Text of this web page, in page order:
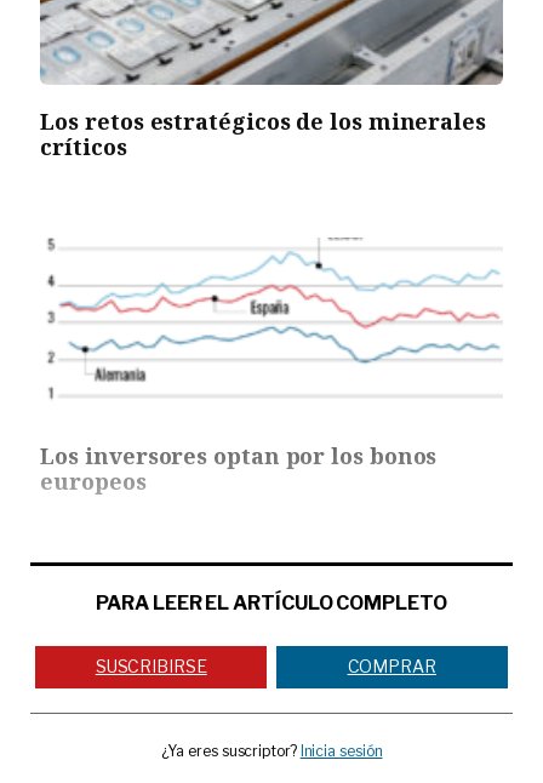
Los retos estratégicos de los minerales
críticos
Los inversores optan por los bonos
europeos
PARA LEER EL ARTÍCULO COMPLETO
SUSCRIBIRSE COMPRAR
¿Ya eres suscriptor? Inicia sesión